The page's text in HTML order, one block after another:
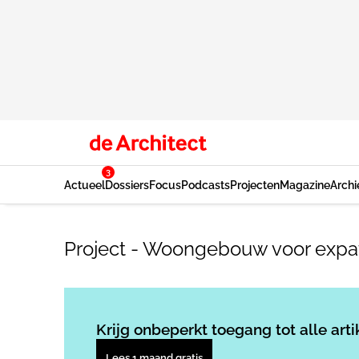
Actueel
3
DossiersFocusPodcastsProjectenMagazine
Project - Woongebouw voor
Krijg onbeperkt toegang tot alle